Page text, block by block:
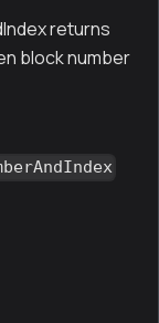
returns
block number